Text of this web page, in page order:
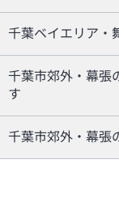
千葉ベイエリア・
千葉市郊外・幕張
す
千葉市郊外・幕張